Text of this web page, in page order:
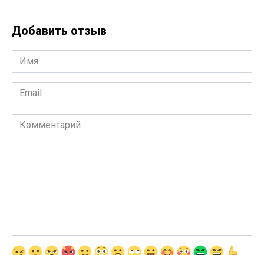
Добавить отзыв
Имя
*
Email
*
Комментарий